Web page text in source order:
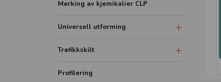
Merking av kjemikalier CLP
Universell utforming
Symbolskilt
Trafikkskilt
Forbudsskilt
Profilering